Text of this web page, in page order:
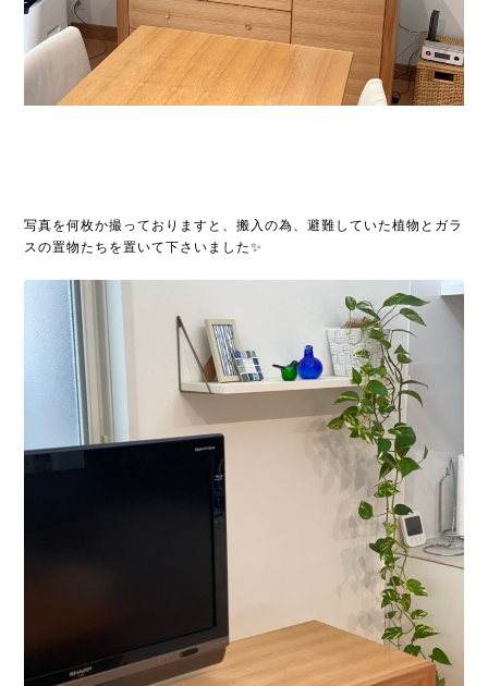
写真を何枚か撮っておりますと、搬入の為、避難していた植物とガラ
スの置物たちを置いて下さいました✨